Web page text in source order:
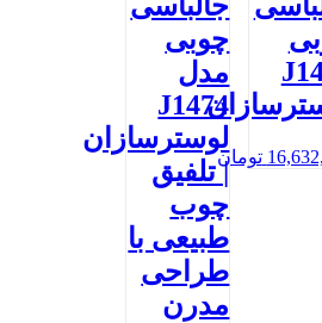
تومان
چوبی
مدل
J1474
لوسترسازان
| تلفیق
چوب
طبیعی با
طراحی
مدرن